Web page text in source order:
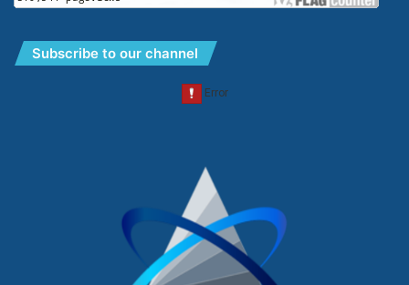
Subscribe to our channel